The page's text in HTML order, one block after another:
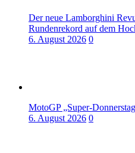
Der neue Lamborghini
Rundenrekord auf dem
6. August 2026 0
MotoGP „Super-
6. August 2026 0